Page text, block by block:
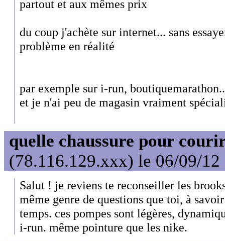
partout et aux mêmes prix
du coup j'achète sur internet... sans
problème en réalité
par exemple sur i-run,
et je n'ai peu de magasin vraiment
quelle chaussure pour
(78.116.129.xxx) le 06/09/12
Salut ! je reviens te reconseiller les
même genre de questions que toi, à
temps. ces pompes sont légères,
i-run. même pointure que les nike.